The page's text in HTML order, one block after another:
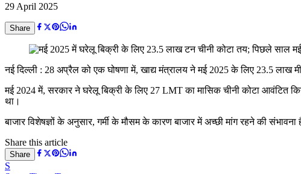
29 April 2025
Share
नई दिल्ली : 28 अप्रैल को एक घोषणा में, खाद्य मंत्रालय ने मई 2025 के लिए 23.5
मई 2024 में, सरकार ने घरेलू बिक्री के लिए 27 LMT का मासिक चीनी कोटा आवंटित
था।
बाजार विशेषज्ञों के अनुसार, गर्मी के मौसम के कारण बाजार में अच्छी मांग रहने की
Share this article
Share
S